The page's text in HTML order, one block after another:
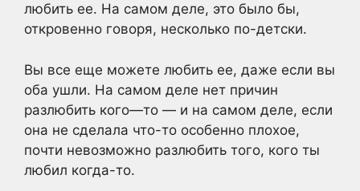
любить ее. На самом деле, это было бы,
откровенно говоря, несколько по-детски.
Вы все еще можете любить ее, даже если вы
оба ушли. На самом деле нет причин
разлюбить кого—то — и на самом деле, если
она не сделала что-то особенно плохое,
почти невозможно разлюбить того, кого ты
любил когда-то.